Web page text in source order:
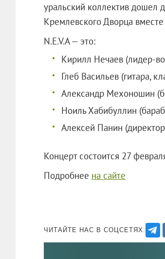
уральский коллектив дошел
Кремлевского Дворца
N.E.V.A — это:
Кирилл Нечаев (лидер-
Глеб Васильев (гитара,
Александр Мехоношин
Ноиль Хабибуллин
Алексей Панин
Концерт состоится 27
Подробнее на сайте
ЧИТАЙТЕ НАС В СОЦСЕТЯХ: